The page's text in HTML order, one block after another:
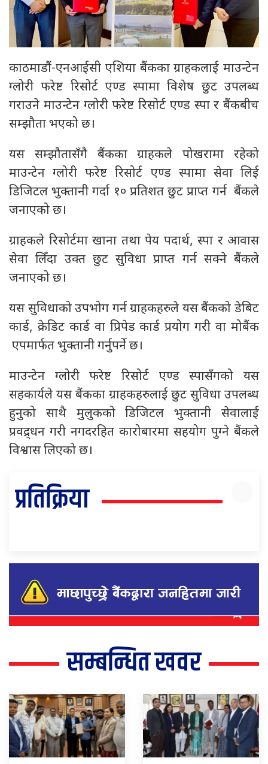
काठमाडौं-एनआईसी एशिया बैंकका ग्राहकलाई माउन्टेन
ग्लोरी फरेष्ट रिसोर्ट एण्ड स्पामा विशेष छुट उपलब्ध
गराउने माउन्टेन ग्लोरी फरेष्ट रिसोर्ट एण्ड स्पा र बैंकबीच
सम्झौता भएको छ।
यस सम्झौतासँगै बैंकका ग्राहकले पोखरामा रहेको
माउन्टेन ग्लोरी फरेष्ट रिसोर्ट एण्ड स्पामा सेवा लिई
डिजिटल भुक्तानी गर्दा १० प्रतिशत छुट प्राप्त गर्न बैंकले
जनाएको छ।
ग्राहकले रिसोर्टमा खाना तथा पेय पदार्थ, स्पा र आवास
सेवा लिँदा उक्त छुट सुविधा प्राप्त गर्न सक्ने बैंकले
जनाएको छ।
यस सुविधाको उपभोग गर्न ग्राहकहरुले यस बैंकको डेबिट
कार्ड, क्रेडिट कार्ड वा प्रिपेड कार्ड प्रयोग गरी वा मोबैंक
एपमार्फत भुक्तानी गर्नुपर्ने छ।
माउन्टेन ग्लोरी फरेष्ट रिसोर्ट एण्ड स्पासँगको यस
सहकार्यले यस बैंकका ग्राहकहरुलाई छुट सुविधा उपलब्ध
हुनुको साथै मुलुकको डिजिटल भुक्तानी सेवालाई
प्रवद्र्धन गरी नगदरहित कारोबारमा सहयोग पुग्ने बैंकले
विश्वास लिएको छ।
प्रतिक्रिया
सम्बन्धित खवर